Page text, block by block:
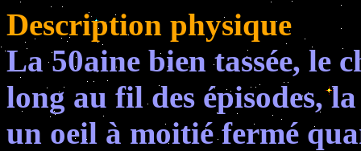
Description physique
La 50aine bien tassée, le
long au fil des épisodes,
un oeil à moitié fermé